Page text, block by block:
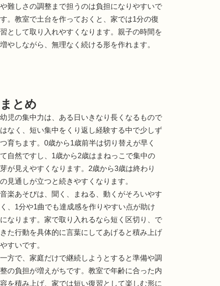
や難しさの調整まで担うのは負担になりやすいで
す。教室で土台を作っておくと、家では1分の復
習として取り入れやすくなります。親子の時間を
増やしながら、無理なく続ける形を作れます。
まとめ
幼児の集中力は、ある日いきなり長くなるもので
はなく、短い集中をくり返し経験する中で少しず
つ育ちます。0歳から1歳前半は切り替えが早く
て自然ですし、1歳から2歳はまねっこで集中の
芽が見えやすくなります。2歳から3歳は終わり
の見通しが立つと続きやすくなります。
音楽あそびは、聞く、まねる、動くがそろいやす
く、1分や1曲でも達成感を作りやすい点が助け
になります。家で取り入れるなら短く区切り、で
きた行動を具体的に言葉にしてあげると積み上げ
やすいです。
一方で、家庭だけで継続しようとすると準備や調
整の負担が増えがちです。教室で年齢に合った内
容を積み上げ、家では短い復習として楽しむ形に